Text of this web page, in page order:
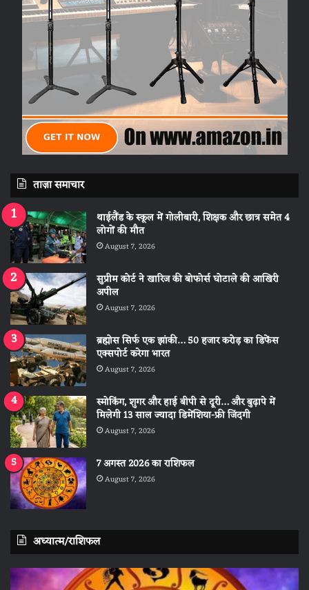
ताज़ा समाचार
थाईलैंड के स्कूल में गोलीबारी, शिक्षक और छात्र समेत 4
लोगों की मौत
August 7, 2026
सुप्रीम कोर्ट ने खारिज की बोफोर्स घोटाले की आखिरी
अपील
August 7, 2026
ब्रह्मोस सिर्फ एक झांकी… 50 हजार करोड़ का डिफेंस
एक्सपोर्ट करेगा भारत
August 7, 2026
स्मोकिंग, शुगर और हाई बीपी से दूरी… और बुढ़ापे में
मिलेगी 13 साल ज्यादा डिमेंशिया-फ्री जिंदगी
August 7, 2026
7 अगस्त 2026 का राशिफल
August 7, 2026
अध्यात्म/राशिफल